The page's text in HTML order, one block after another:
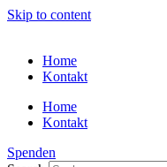
Skip to content
Home
Kontakt
Home
Kontakt
Spenden